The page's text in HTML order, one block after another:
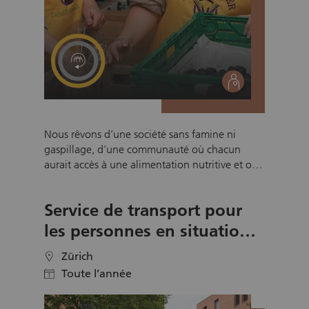
social
Nous rêvons d’une société sans famine ni
gaspillage, d’une communauté où chacun
aurait accès à une alimentation nutritive et où
reçoit régulièrement des dons alimentaires de
la part de détaillants, de producteurs et de
partenaires commerciaux. Ces produits, qui
incluent des aliments frais, du pain, des
produits laitiers, des denrées non périssables
comme les produits d’hygiène, sont
Service de transport pour
les personnes en situation
de handicap
location Zürich
calendar Toute l’année